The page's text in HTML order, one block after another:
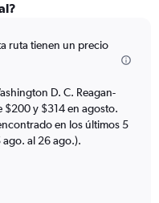
ruta tienen un precio
D. C. Reagan-
$200 y $314 en agosto.
en los últimos 5
al 26 ago.).